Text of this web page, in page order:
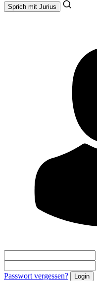
Sprich mit Jurius
Passwort vergessen?